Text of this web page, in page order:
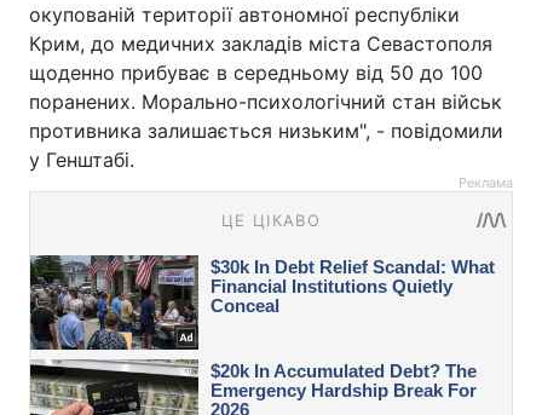
окупованій території автономної республіки
Крим, до медичних закладів міста Севастополя
щоденно прибуває в середньому від 50 до 100
поранених. Морально-психологічний стан військ
противника залишається низьким", - повідомили
у Генштабі.
Реклама